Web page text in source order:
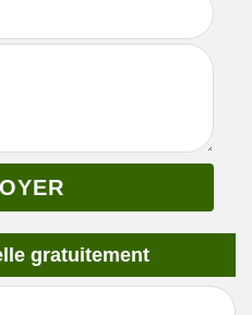
gratuitement